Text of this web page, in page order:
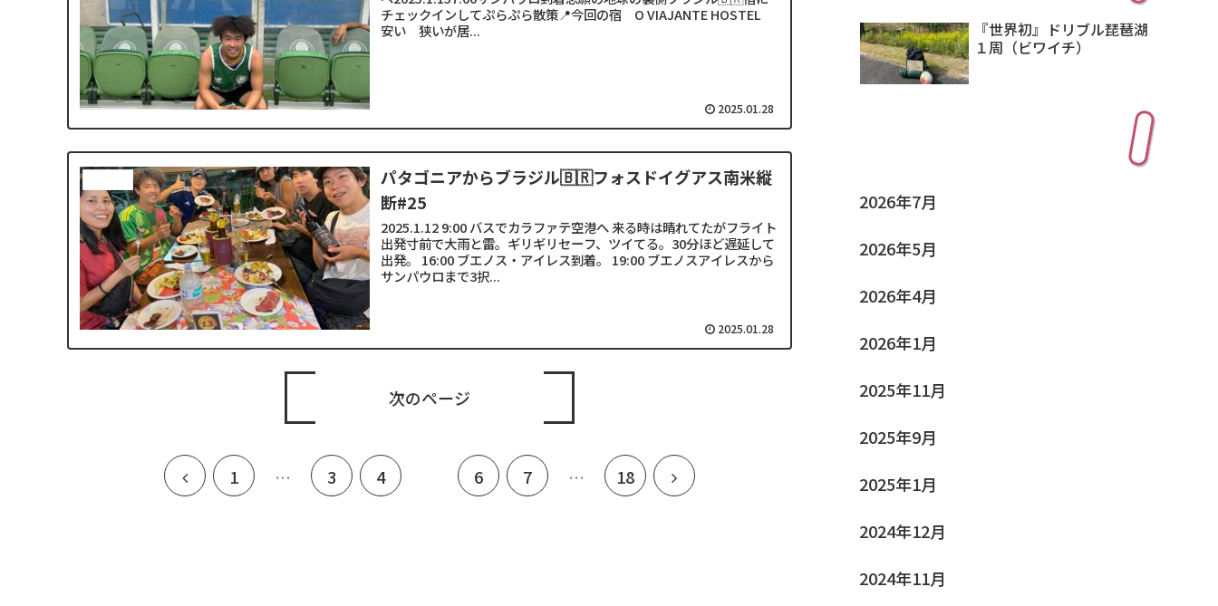
チェックインしてぷらぷら散策📍今回の宿 O VIAJANTE HOSTEL
安い 狭いが居...
2025.01.28
パタゴニアからブラジル🇧🇷フォスドイグアス南米縦
断#25
2025.1.12 9:00 バスでカラファテ空港へ 来る時は晴れてたがフライト
出発寸前で大雨と雷。ギリギリセーフ、ツイてる。30分ほど遅延して
出発。 16:00 ブエノス・アイレス到着。 19:00 ブエノスアイレスから
サンパウロまで3択...
2025.01.28
次のページ
前
1 … 3 4 6 7 … 18
次
『世界初』ドリブル琵琶湖
１周（ビワイチ）
2026年7月
2026年5月
2026年4月
2026年1月
2025年11月
2025年9月
2025年1月
2024年12月
2024年11月